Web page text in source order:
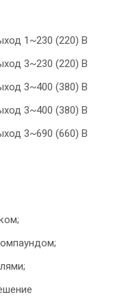
1~230 (220) В
3~230 (220) В
3~400 (380) В
3~400 (380) В
3~690 (660) В